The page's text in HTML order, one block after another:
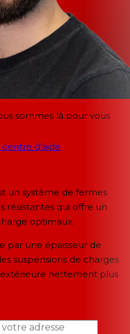
sommes là pour vous
centre d'aide
un système de fermes
résistantes qui offre un
optimaux.
par une épaisseur de
suspensions de charges
nettement plus